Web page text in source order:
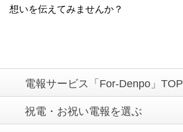
想いを伝えてみませんか？
電報サービス「For-Denpo」TOP
祝電・お祝い電報を選ぶ